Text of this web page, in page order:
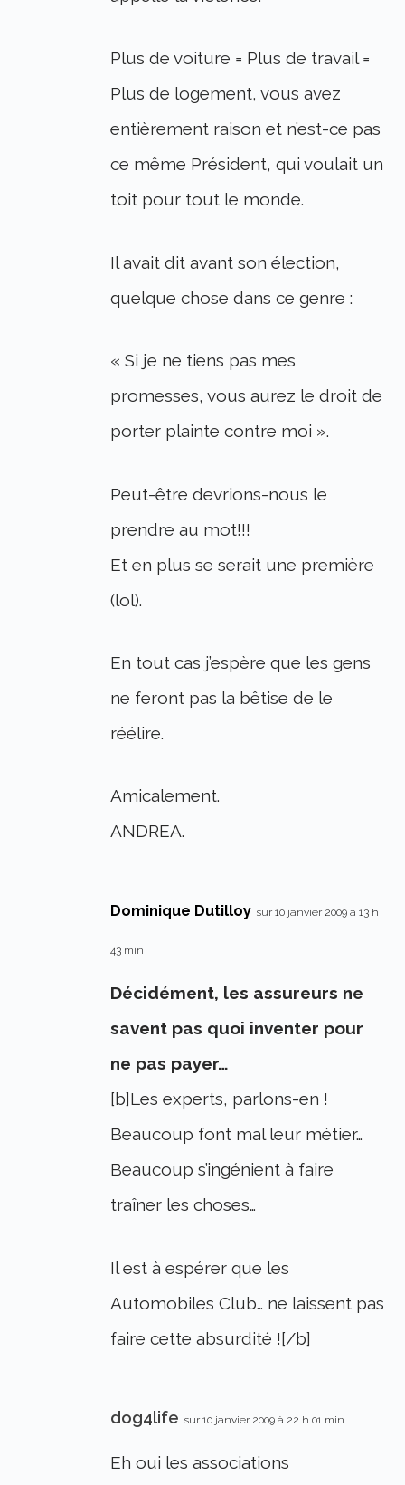
Plus de voiture = Plus de travail =
Plus de logement, vous avez
entièrement raison et n’est-ce pas
ce même Président, qui voulait un
toit pour tout le monde.
Il avait dit avant son élection,
quelque chose dans ce genre :
« Si je ne tiens pas mes
promesses, vous aurez le droit de
porter plainte contre moi ».
Peut-être devrions-nous le
prendre au mot!!!
Et en plus se serait une première
(lol).
En tout cas j’espère que les gens
ne feront pas la bêtise de le
réélire.
Amicalement.
ANDREA.
Dominique Dutilloy sur 10 janvier 2009 à 13 h
43 min
Décidément, les assureurs ne
savent pas quoi inventer pour
ne pas payer…
[b]Les experts, parlons-en !
Beaucoup font mal leur métier…
Beaucoup s’ingénient à faire
traîner les choses…
Il est à espérer que les
Automobiles Club… ne laissent pas
faire cette absurdité ![/b]
dog4life sur 10 janvier 2009 à 22 h 01 min
Eh oui les associations